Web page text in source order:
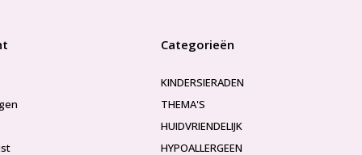
Categorieën
KINDERSIERADEN
THEMA'S
HUIDVRIENDELIJK
HYPOALLERGEEN